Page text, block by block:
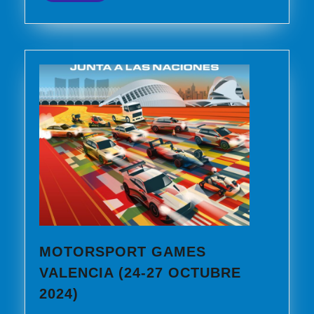
MOTORSPORT GAMES
VALENCIA (24-27 OCTUBRE
2024)